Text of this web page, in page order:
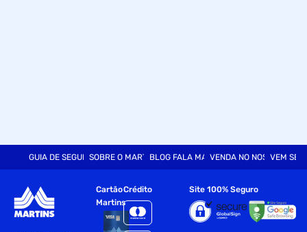
GUIA DE SEGURANÇASOBRE O MARTINSBLOG FALA MARTVENDA NO NOSSO SITE
VEM SER
Cartão
Martins
Crédito Site 100% Seguro